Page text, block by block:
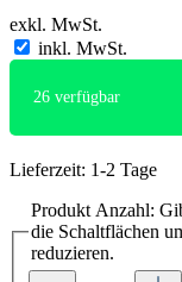
exkl. MwSt.
inkl. MwSt.
26 verfügbar
Lieferzeit: 1-2 Tage
Produkt Anzahl:
die Schaltflächen
reduzieren.